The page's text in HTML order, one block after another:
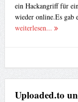
ein Hackangriff für
wieder online.Es gab
weiterlesen...
Uploaded.to